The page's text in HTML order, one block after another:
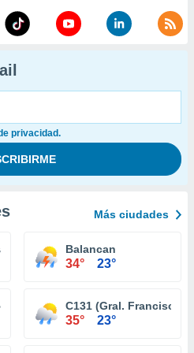
privacidad.
Más ciudades
Sección Balancan
34° 23°
(San Pedro)C131 (Gral. Francisco
35° 23°